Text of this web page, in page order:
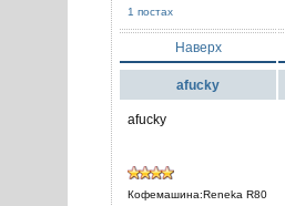
1 постах
Наверх
afucky
afucky
Кофемашина:Reneka R80